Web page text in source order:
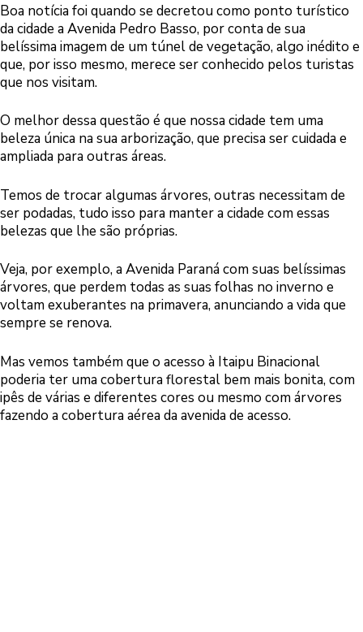
Boa notícia foi quando se decretou como ponto turístico
da cidade a Avenida Pedro Basso, por conta de sua
belíssima imagem de um túnel de vegetação, algo inédito e
que, por isso mesmo, merece ser conhecido pelos turistas
que nos visitam.
O melhor dessa questão é que nossa cidade tem uma
beleza única na sua arborização, que precisa ser cuidada e
ampliada para outras áreas.
Temos de trocar algumas árvores, outras necessitam de
ser podadas, tudo isso para manter a cidade com essas
belezas que lhe são próprias.
Veja, por exemplo, a Avenida Paraná com suas belíssimas
árvores, que perdem todas as suas folhas no inverno e
voltam exuberantes na primavera, anunciando a vida que
sempre se renova.
Mas vemos também que o acesso à Itaipu Binacional
poderia ter uma cobertura florestal bem mais bonita, com
ipês de várias e diferentes cores ou mesmo com árvores
fazendo a cobertura aérea da avenida de acesso.